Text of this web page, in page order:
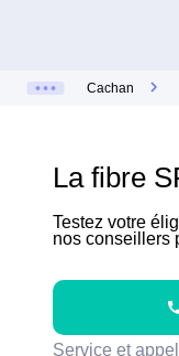
Cachan
La fibre
Testez votre
nos conseillers
Service et